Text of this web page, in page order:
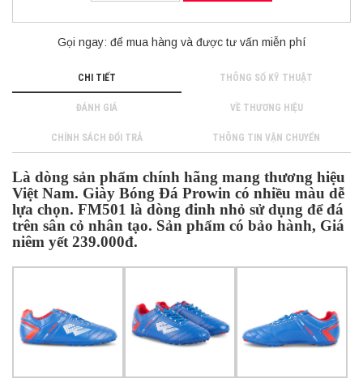
Gọi ngay: để mua hàng và được tư vấn miễn phí
CHI TIẾT THÔNG SỐ KỸ THUẬT
ĐÁNH GIÁ VỀ THƯƠNG HIỆU
CHÍNH SÁCH ĐỔI TRẢ THÔNG TIN VẬN CHUYỂN
Là dòng sản phẩm chính hãng mang thương hiệu
Việt Nam. Giày Bóng Đá Prowin có nhiều màu dễ
lựa chọn. FM501 là dòng đinh nhỏ sử dụng để đá
trên sân cỏ nhân tạo. Sản phẩm có bảo hành, Giá
niêm yết 239.000đ.